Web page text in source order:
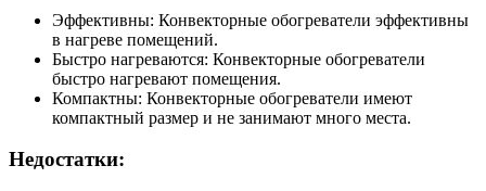
Эффективны: Конвекторные обогреватели эффективны
в нагреве помещений.
Быстро нагреваются: Конвекторные обогреватели
быстро нагревают помещения.
Компактны: Конвекторные обогреватели имеют
компактный размер и не занимают много места.
Недостатки: